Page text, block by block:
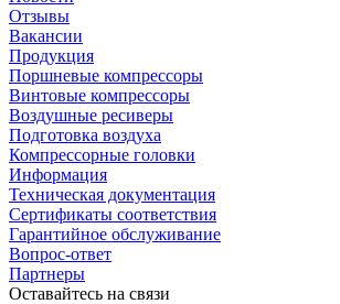
Отзывы
Вакансии
Продукция
Поршневые компрессоры
Винтовые компрессоры
Воздушные ресиверы
Подготовка воздуха
Компрессорные головки
Информация
Техническая документация
Сертификаты соответствия
Гарантийное обслуживание
Вопрос-ответ
Партнеры
Оставайтесь на связи